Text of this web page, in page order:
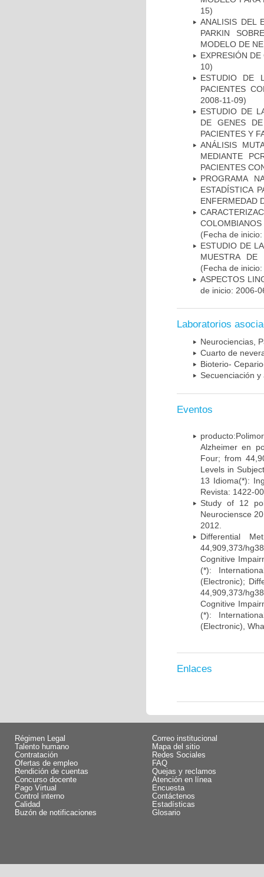
15)
ANALISIS DEL
PARKIN
MODELO DE
EXPRESIÓN
10)
ESTUDIO DE
PACIENTES
2008-11-09)
ESTUDIO DE
DE GENES
PACIENTES Y
ANÁLISIS
MEDIANTE
PACIENTES
PROGRAMA
ESTADÍSTICA
ENFERMEDAD
(Fecha de
ESTUDIO DE
MUESTRA DE
(Fecha de
ASPECTOS
de inicio: 2006-
Laboratorios
Neurociencias,
Cuarto de
Bioterio-
Secuenciación
Eventos
Alzheimer en
Four; from
Levels in
13 Idioma(*):
Revista: 1422-
Study of 12
Neurociensce
2012.
Differential
44,909,373/
Cognitive
(*):
(Electronic);
44,909,373/
Cognitive
(*):
(Electronic),
Enlaces
Régimen Legal
Talento humano
Contratación
Ofertas de empleo
Rendición de cuentas
Concurso docente
Pago Virtual
Control interno
Calidad
Buzón de notificaciones
Correo institucional
Mapa del sitio
Redes Sociales
FAQ
Quejas y reclamos
Atención en línea
Encuesta
Contáctenos
Estadísticas
Glosario